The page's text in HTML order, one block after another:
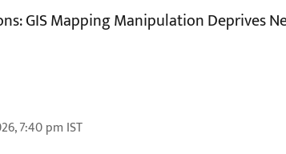
GIS Mapping Manipulation Deprives
7:40 pm IST